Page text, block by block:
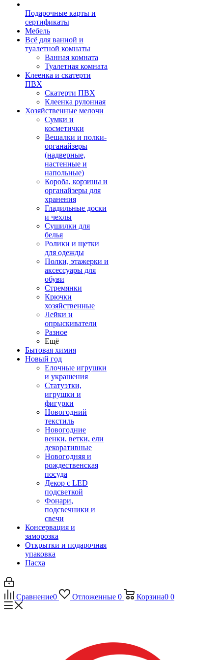
Подарочные карты и
сертификаты
Мебель
Всё для ванной и
туалетной комнаты
Ванная комната
Туалетная комната
Клеенка и скатерти
ПВХ
Скатерти ПВХ
Клеенка рулонная
Хозяйственные мелочи
Сумки и
косметички
Вешалки и полки-
органайзеры
(надверные,
настенные и
напольные)
Короба, корзины и
органайзеры для
хранения
Гладильные доски
и чехлы
Сушилки для
белья
Ролики и щетки
для одежды
Полки, этажерки и
аксессуары для
обуви
Стремянки
Крючки
хозяйственные
Лейки и
опрыскиватели
Разное
Ещё
Бытовая химия
Новый год
Елочные игрушки
и украшения
Статуэтки,
игрушки и
фигурки
Новогодний
текстиль
Новогодние
венки, ветки, ели
декоративные
Новогодняя и
рождественская
посуда
Декор с LED
подсветкой
Фонари,
подсвечники и
свечи
Консервация и
заморозка
Открытки и подарочная
упаковка
Пасха
Сравнение0 Отложенные 0 Корзина0 0